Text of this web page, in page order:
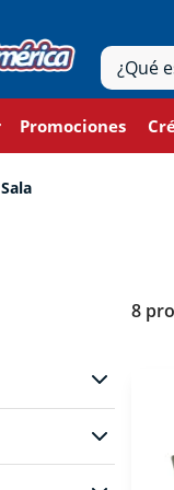
Promociones
Sala
$6879
8